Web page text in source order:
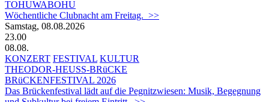
TOHUWABOHU
Wöchentliche Clubnacht am Freitag. >>
Samstag, 08.08.2026
23.00
08.08.
KONZERT FESTIVAL KULTUR
THEODOR-HEUSS-BRüCKE
BRüCKENFESTIVAL 2026
Das Brückenfestival lädt auf die Pegnitzwiesen: Musik, Begegnung